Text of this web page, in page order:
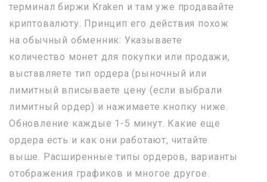
терминал биржи Kraken и там уже продавайте
криптовалюту. Принцип его действия похож
на обычный обменник: Указываете
количество монет для покупки или продажи,
выставляете тип ордера (рыночный или
лимитный вписываете цену (если выбрали
лимитный ордер) и нажимаете кнопку ниже.
Обновление каждые 1-5 минут. Какие еще
ордера есть и как они работают, читайте
выше. Расширенные типы ордеров, варианты
отображения графиков и многое другое.